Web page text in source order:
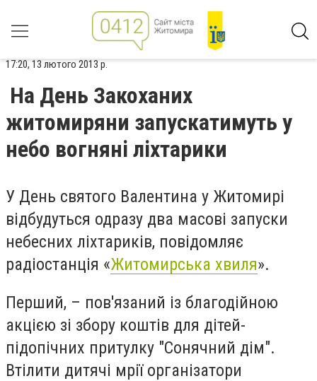
17:20, 13 лютого 2013 р.
На День Закоханих
житомиряни запускатимуть у
небо вогняні ліхтарики
У День святого Валентина у Житомирі
відбудуться одразу два масові запуски
небесних ліхтариків, повідомляє
радіостанція «Житомирська хвиля».
Перший, – пов'язаний із благодійною
акцією зі збору коштів для дітей-
підопічних притулку "Сонячний дім".
Втілити дитячі мрії організатори